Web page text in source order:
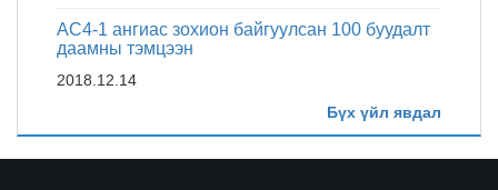
“СҮНСНИЙ БАЯР”-ыг тэмдэглэн
АС4-1 ангиас зохион байгуулсан 100 буудалт
даамны тэмцээн
2018.12.14
Бүх үйл явдал